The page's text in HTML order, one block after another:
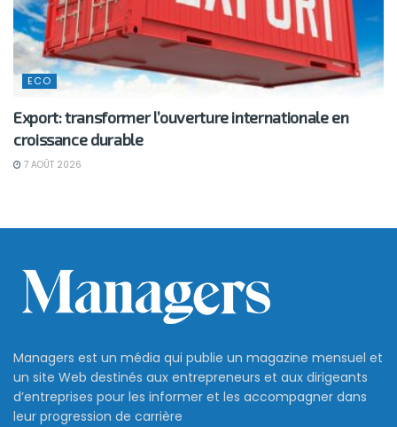
ECO
Export: transformer l’ouverture internationale en
croissance durable
7 AOÛT 2026
Managers est un média qui publie un magazine mensuel et
un site Web destinés aux entrepreneurs et aux dirigeants
d’entreprises pour les informer et les accompagner dans
leur progression de carrière